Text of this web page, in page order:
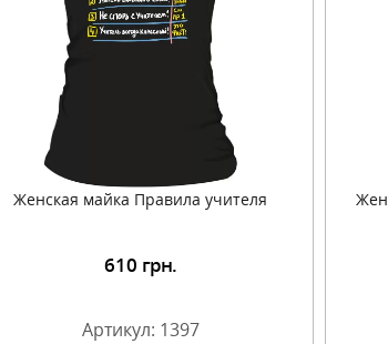
Женская майка Правила учителя
610 грн.
Артикул: 1397
Подробнее